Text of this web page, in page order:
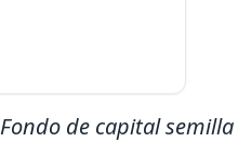
Fondo de capital